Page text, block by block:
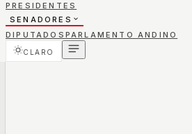
PRESIDENTES
SENADORES
DIPUTADOS PARLAMENTO ANDINO
CLARO